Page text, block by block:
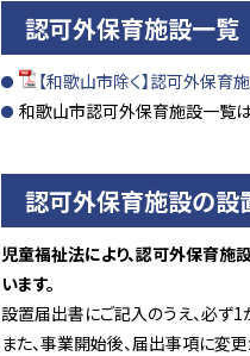
認可外保育施設一覧
【和歌山市除く】認可外保育
和歌山市認可外保育施設一覧
認可外保育施設の設
児童福祉法により、認可外保育
います。
設置届出書にご記入のうえ、必ず
また、事業開始後、届出事項に変